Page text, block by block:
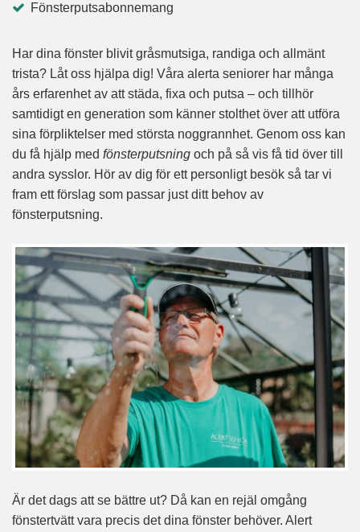
Fönsterputsabonnemang
Har dina fönster blivit gråsmutsiga, randiga och allmänt
trista? Låt oss hjälpa dig! Våra alerta seniorer har många
års erfarenhet av att städa, fixa och putsa – och tillhör
samtidigt en generation som känner stolthet över att utföra
sina förpliktelser med största noggrannhet. Genom oss kan
du få hjälp med fönsterputsning och på så vis få tid över till
andra sysslor. Hör av dig för ett personligt besök så tar vi
fram ett förslag som passar just ditt behov av
fönsterputsning.
Är det dags att se bättre ut? Då kan en rejäl omgång
fönstertvätt vara precis det dina fönster behöver. Alert